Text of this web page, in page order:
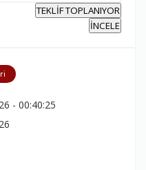
TEKLİF TOPLANIYOR
İNCELE
- 00:40:25